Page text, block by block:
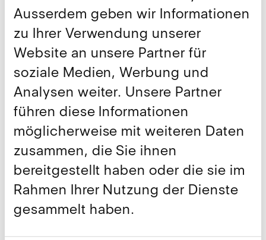
Ausserdem geben wir Informationen
zu Ihrer Verwendung unserer
Website an unsere Partner für
soziale Medien, Werbung und
Analysen weiter. Unsere Partner
führen diese Informationen
möglicherweise mit weiteren Daten
zusammen, die Sie ihnen
bereitgestellt haben oder die sie im
Rahmen Ihrer Nutzung der Dienste
gesammelt haben.
Hier geht's zum Artikel
Teilen
Weitere Publikationen
Alle anzeigen